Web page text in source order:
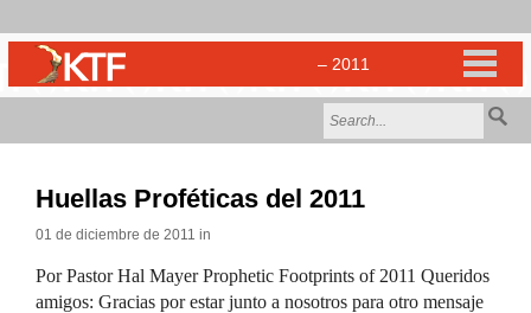
Huellas Proféticas del 2011
01 de diciembre de 2011 in
Por Pastor Hal Mayer Prophetic Footprints of 2011 Queridos
amigos: Gracias por estar junto a nosotros para otro mensaje